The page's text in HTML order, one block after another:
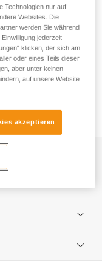
Die doppelte
die
beim Ablassen vor
gefährdeten
mit abriebfestem
in das
Öse
für die
Leder mit
3/4. -
CORDEX-
Technologien nur auf
Websites. Die
werden Sie während
jederzeit
klicken, der sich am
oder eines Teils dieser
aber unter keinen
auf unsere Website
akzeptieren